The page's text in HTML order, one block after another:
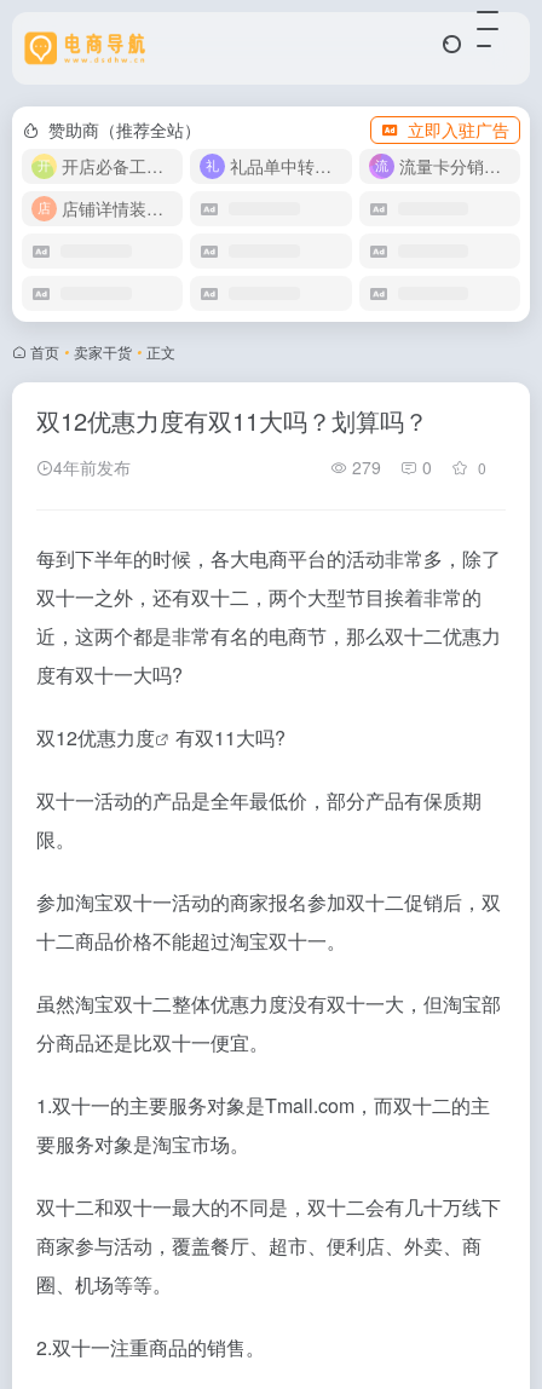
赞助商（推荐全站）
立即入驻广告
开店必备工具箱
礼品单中转同步单
流量卡分销代理
店铺详情装修模版
首页 • 卖家干货 • 正文
双12优惠力度有双11大吗？划算吗？
4年前发布 279 0 0
每到下半年的时候，各大电商平台的活动非常多，除了
双十一之外，还有双十二，两个大型节目挨着非常的
近，这两个都是非常有名的电商节，那么双十二优惠力
度有双十一大吗?
双12优惠力度 有双11大吗?
双十一活动的产品是全年最低价，部分产品有保质期
限。
参加淘宝双十一活动的商家报名参加双十二促销后，双
十二商品价格不能超过淘宝双十一。
虽然淘宝双十二整体优惠力度没有双十一大，但淘宝部
分商品还是比双十一便宜。
1.双十一的主要服务对象是Tmall.com，而双十二的主
要服务对象是淘宝市场。
双十二和双十一最大的不同是，双十二会有几十万线下
商家参与活动，覆盖餐厅、超市、便利店、外卖、商
圈、机场等等。
2.双十一注重商品的销售。